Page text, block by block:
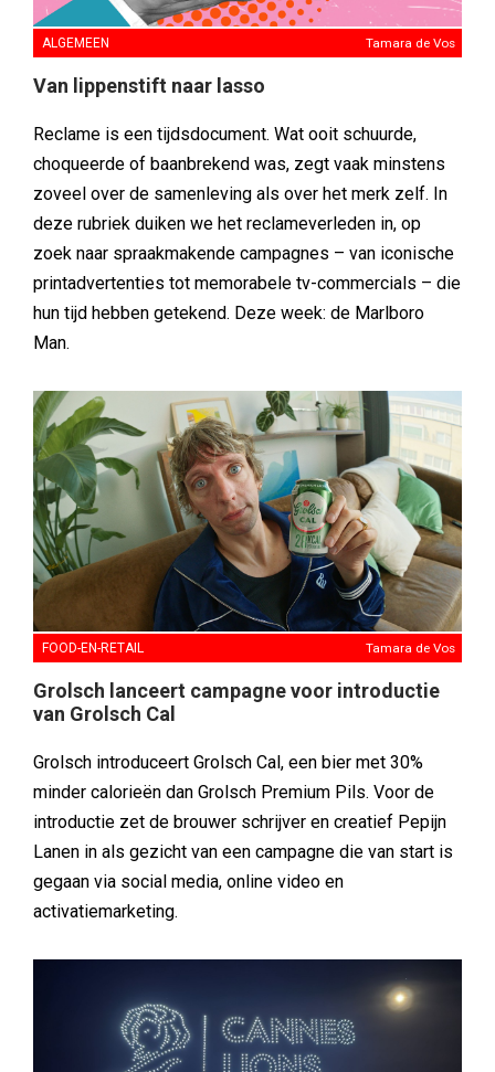
ALGEMEEN Tamara de Vos
Van lippenstift naar lasso
Reclame is een tijdsdocument. Wat ooit schuurde,
choqueerde of baanbrekend was, zegt vaak minstens
zoveel over de samenleving als over het merk zelf. In
deze rubriek duiken we het reclameverleden in, op
zoek naar spraakmakende campagnes – van iconische
printadvertenties tot memorabele tv-commercials – die
hun tijd hebben getekend. Deze week: de Marlboro
Man.
FOOD-EN-RETAIL Tamara de Vos
Grolsch lanceert campagne voor introductie
van Grolsch Cal
Grolsch introduceert Grolsch Cal, een bier met 30%
minder calorieën dan Grolsch Premium Pils. Voor de
introductie zet de brouwer schrijver en creatief Pepijn
Lanen in als gezicht van een campagne die van start is
gegaan via social media, online video en
activatiemarketing.